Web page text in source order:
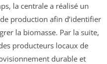
la centrale a réalisé un
production afin d’identifier
la biomasse. Par la suite,
producteurs locaux de
durable et